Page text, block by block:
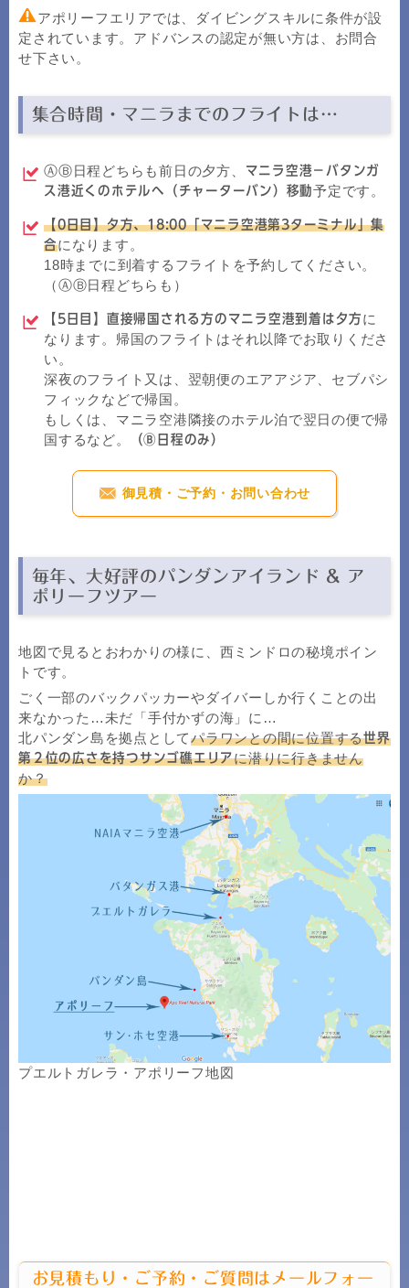
アポリーフエリアでは、ダイビングスキルに条件が設
定されています。アドバンスの認定が無い方は、お問合
せ下さい。
集合時間・マニラまでのフライトは…
ⒶⒷ日程どちらも前日の夕方、
マニラ空港－バタンガ
ス港近くのホテルへ（チャーターバン）移動予定です。
【0日目】夕方、18:00「マニラ空港第3ターミナル」集
合になります。
18時までに到着するフライトを予約してください。
（ⒶⒷ日程どちらも）
【5日目】直接帰国される方のマニラ空港到着は夕方 に
なります。帰国のフライトはそれ以降でお取りくださ
い。
深夜のフライト又は、翌朝便のエアアジア、セブパシ
フィックなどで帰国。
もしくは、マニラ空港隣接のホテル泊で翌日の便で帰
国するなど。
（Ⓑ日程のみ）
御見積・ご予約・お問い合わせ
毎年、大好評のパンダンアイランド & ア
ポリーフツアー
地図で見るとおわかりの様に、西ミンドロの秘境ポイン
トです。
ごく一部のバックパッカーやダイバーしか行くことの出
来なかった…未だ「手付かずの海」に…
北パンダン島を拠点としてパラワンとの間に位置する世界
第２位の広さを持つサンゴ礁エリアに潜りに行きません
か？
プエルトガレラ・アポリーフ地図
お見積もり・ご予約・ご質問はメールフォー